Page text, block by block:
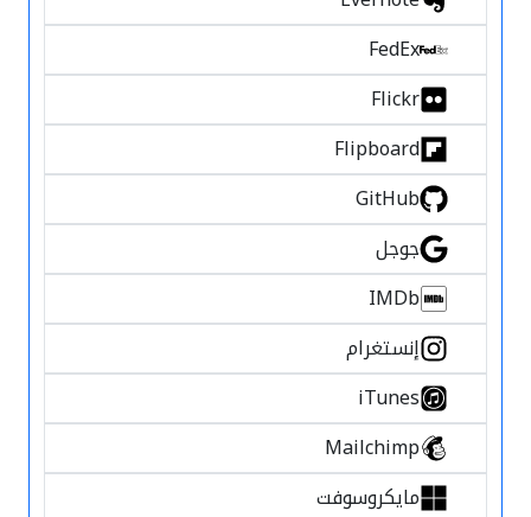
FedEx
Flickr
Flipboard
GitHub
جوجل
IMDb
إنستغرام
iTunes
Mailchimp
مايكروسوفت